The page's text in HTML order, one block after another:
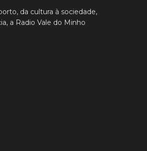
da cultura à sociedade,
a Radio Vale do Minho